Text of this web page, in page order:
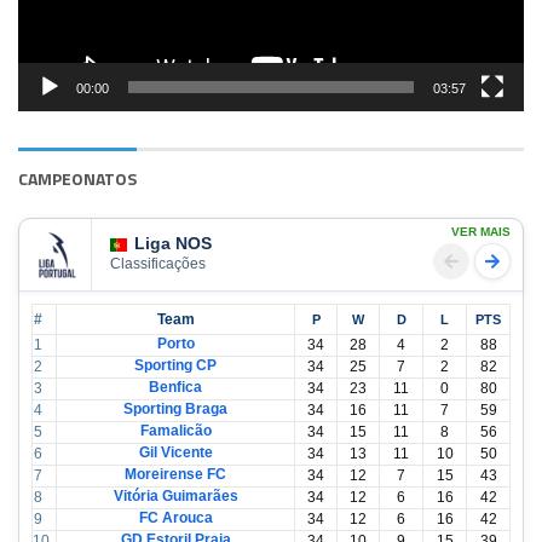
00:00 03:57
CAMPEONATOS
Liga NOS
Classificações
VER MAIS
# Team P W D L PTS
1 Porto 34 28 4 2
88
2
Sporting CP 34 25 7 2
82
3
Benfica 34 23 11 0
80
4
Sporting Braga 34 16 11 7
59
5
Famalicão 34 15 11 8
56
6
Gil Vicente 34 13 11 10
50
7
Moreirense FC 34 12 7 15
43
8
Vitória Guimarães 34 12 6 16
42
9
FC Arouca 34 12 6 16
42